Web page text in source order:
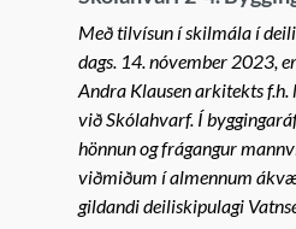
Með tilvísun í skilmála í
dags. 14. nóvember 2023,
Andra Klausen arkitekts
við Skólahvarf. Í
hönnun og frágangur
viðmiðum í almennum
gildandi deiliskipulagi